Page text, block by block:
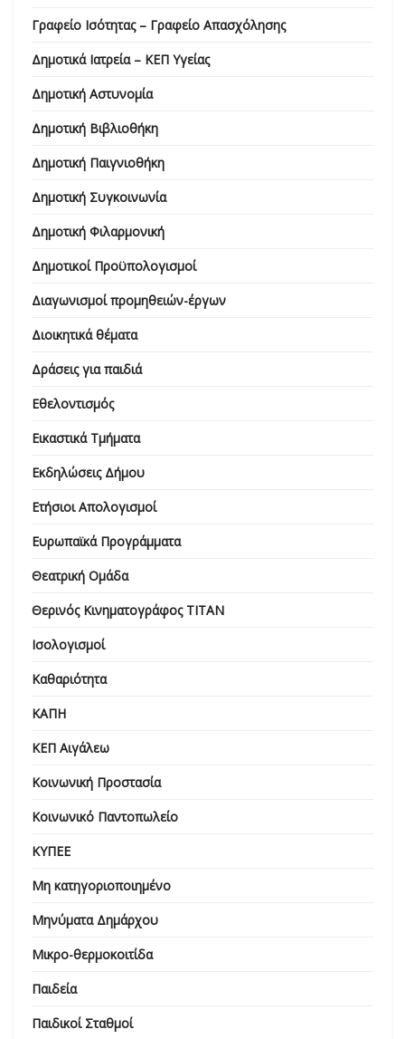
Γραφείο Ισότητας – Γραφείο Απασχόλησης
Δημοτικά Ιατρεία – ΚΕΠ Υγείας
Δημοτική Αστυνομία
Δημοτική Βιβλιοθήκη
Δημοτική Παιγνιοθήκη
Δημοτική Συγκοινωνία
Δημοτική Φιλαρμονική
Δημοτικοί Προϋπολογισμοί
Διαγωνισμοί προμηθειών-έργων
Διοικητικά θέματα
Δράσεις για παιδιά
Εθελοντισμός
Εικαστικά Τμήματα
Εκδηλώσεις Δήμου
Ετήσιοι Απολογισμοί
Ευρωπαϊκά Προγράμματα
Θεατρική Ομάδα
Θερινός Κινηματογράφος ΤΙΤΑΝ
Ισολογισμοί
Καθαριότητα
ΚΑΠΗ
ΚΕΠ Αιγάλεω
Κοινωνική Προστασία
Κοινωνικό Παντοπωλείο
ΚΥΠΕΕ
Μη κατηγοριοποιημένο
Μηνύματα Δημάρχου
Μικρο-θερμοκοιτίδα
Παιδεία
Παιδικοί Σταθμοί